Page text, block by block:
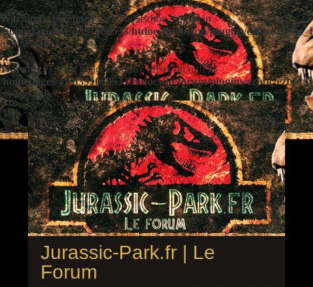
Warning: Undefined variable $ezbbc_config in
/homepages/41/d391060533/htdocs/jp/forum/plugins/ezbbc/
on line410
Warning: Trying to access array offset on null in
/homepages/41/d391060533/htdocs/jp/forum/plugins/ezbbc/
on line410
Jurassic-Park.fr | Le
Forum